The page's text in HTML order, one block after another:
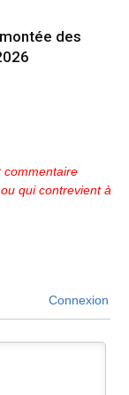
des
commentaire
qui contrevient à
Connexion